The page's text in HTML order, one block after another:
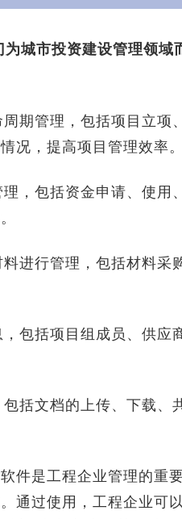
为城市投资建设管理领域
期管理，包括项目立项、
况，提高项目管理效率。
包括资金申请、使用
行管理，包括材料采
括项目组成员、供应
文档的上传、下载、
是工程企业管理的重
通过使用，工程企业可